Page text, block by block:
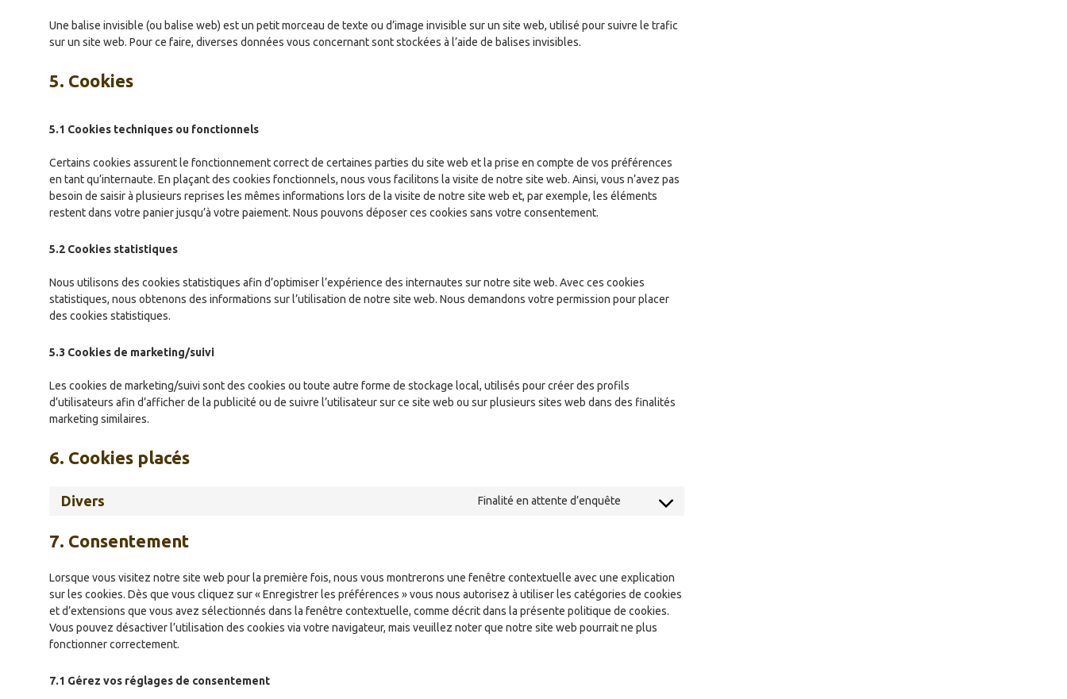
Une balise invisible (ou balise web) est un petit morceau de texte ou d’image invisible sur un site web, utilisé pour suivre le trafic
sur un site web. Pour ce faire, diverses données vous concernant sont stockées à l’aide de balises invisibles.
5. Cookies
5.1 Cookies techniques ou fonctionnels
Certains cookies assurent le fonctionnement correct de certaines parties du site web et la prise en compte de vos préférences
en tant qu’internaute. En plaçant des cookies fonctionnels, nous vous facilitons la visite de notre site web. Ainsi, vous n’avez pas
besoin de saisir à plusieurs reprises les mêmes informations lors de la visite de notre site web et, par exemple, les éléments
restent dans votre panier jusqu’à votre paiement. Nous pouvons déposer ces cookies sans votre consentement.
5.2 Cookies statistiques
Nous utilisons des cookies statistiques afin d’optimiser l’expérience des internautes sur notre site web. Avec ces cookies
statistiques, nous obtenons des informations sur l’utilisation de notre site web. Nous demandons votre permission pour placer
des cookies statistiques.
5.3 Cookies de marketing/suivi
Les cookies de marketing/suivi sont des cookies ou toute autre forme de stockage local, utilisés pour créer des profils
d’utilisateurs afin d’afficher de la publicité ou de suivre l’utilisateur sur ce site web ou sur plusieurs sites web dans des finalités
marketing similaires.
6. Cookies placés
Divers Finalité en attente d’enquête
Consent
7. Consentement
Lorsque vous visitez notre site web pour la première fois, nous vous montrerons une fenêtre contextuelle avec une explication
sur les cookies. Dès que vous cliquez sur « Enregistrer les préférences » vous nous autorisez à utiliser les catégories de cookies
et d’extensions que vous avez sélectionnés dans la fenêtre contextuelle, comme décrit dans la présente politique de cookies.
Vous pouvez désactiver l’utilisation des cookies via votre navigateur, mais veuillez noter que notre site web pourrait ne plus
fonctionner correctement.
7.1 Gérez vos réglages de consentement